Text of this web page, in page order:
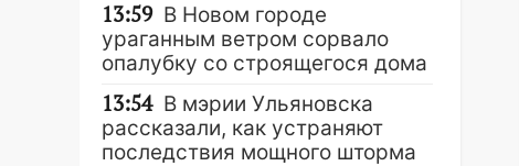
13:59 В Новом городе
ураганным ветром сорвало
опалубку со строящегося дома
13:54 В мэрии Ульяновска
рассказали, как устраняют
последствия мощного шторма